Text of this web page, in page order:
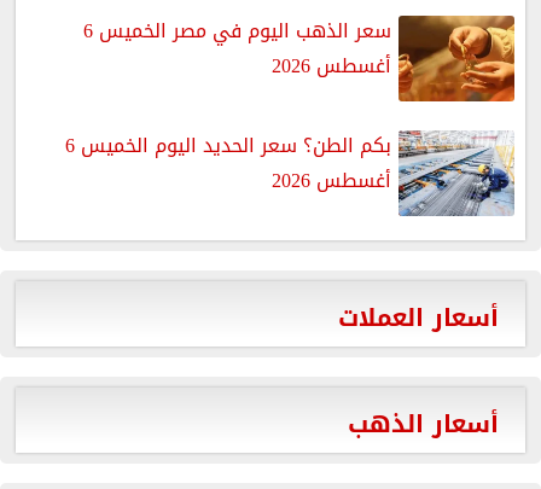
سعر الذهب اليوم في مصر الخميس 6
أغسطس 2026
بكم الطن؟ سعر الحديد اليوم الخميس 6
أغسطس 2026
أسعار العملات
أسعار الذهب